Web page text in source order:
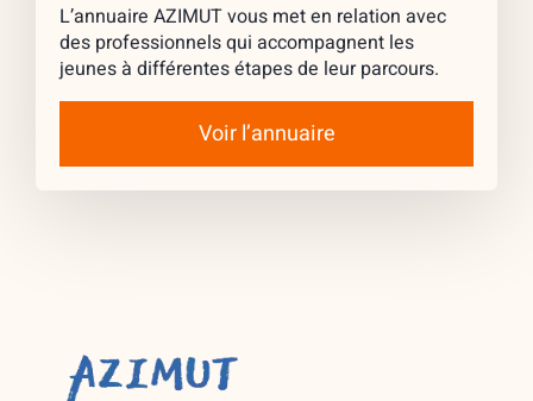
L’annuaire AZIMUT vous met en relation avec
des professionnels qui accompagnent les
jeunes à différentes étapes de leur parcours.
Voir l’annuaire